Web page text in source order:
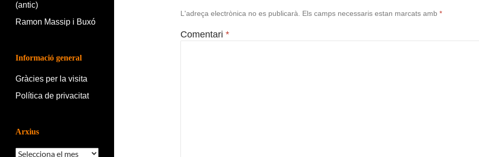
L'adreça electrònica no es publicarà. Els camps necessaris estan marcats amb *
Comentari *
(antic)
Ramon Massip i Buxó
Informació general
Gràcies per la visita
Política de privacitat
Arxius
Arxius